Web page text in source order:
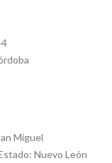
Miguel
Nuevo León